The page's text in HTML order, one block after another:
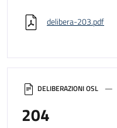
DELIBERAZIONI OSL
204
delibera-203.pdf